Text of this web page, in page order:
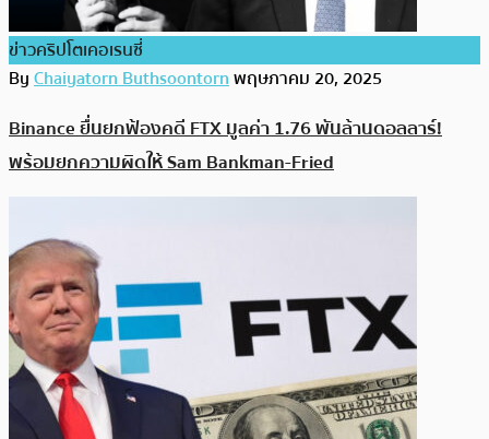
ข่าวคริปโตเคอเรนซี่
ByChaiyatorn Buthsoontornพฤษภาคม 20, 2025
Binance ยื่นยกฟ้องคดี FTX มูลค่า 1.76 พันล้านดอลลาร์!
พร้อมยกความผิดให้ Sam Bankman-Fried